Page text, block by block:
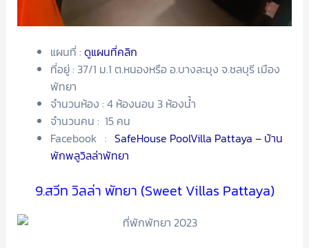
แผนที่ : ดูแผนที่คลิก
ที่อยู่ : 37/1 ม.1 ต.หนองหรือ อ.บางละมุง จ.ชลบุรี เมือง
พัทยา
จำนวนห้อง : 4 ห้องนอน 3 ห้องน้ำ
จำนวนคน : 15 คน
Facebook : SafeHouse PoolVilla Pattaya – บ้าน
พักพลูวิลล่าพัทยา
9.สวีท วิลล่า พัทยา (Sweet Villas Pattaya)